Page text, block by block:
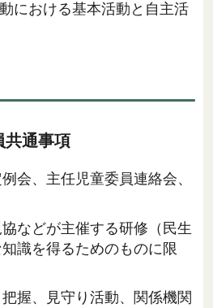
における基本活動と自主活
共通事項
会、主任児童委員連絡会、
などが主催する研修（民生
識を得るためのものに限
握、見守り活動、関係機関